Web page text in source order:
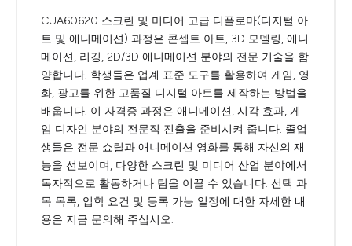
CUA60620 스크린 및 미디어 고급 디플로마(디지털 아
트 및 애니메이션) 과정은 콘셉트 아트, 3D 모델링, 애니
메이션, 리깅, 2D/3D 애니메이션 분야의 전문 기술을 함
양합니다. 학생들은 업계 표준 도구를 활용하여 게임, 영
화, 광고를 위한 고품질 디지털 아트를 제작하는 방법을
배웁니다. 이 자격증 과정은 애니메이션, 시각 효과, 게
임 디자인 분야의 전문직 진출을 준비시켜 줍니다. 졸업
생들은 전문 쇼릴과 애니메이션 영화를 통해 자신의 재
능을 선보이며, 다양한 스크린 및 미디어 산업 분야에서
독자적으로 활동하거나 팀을 이끌 수 있습니다. 선택 과
목 목록, 입학 요건 및 등록 가능 일정에 대한 자세한 내
용은 지금 문의해 주십시오.